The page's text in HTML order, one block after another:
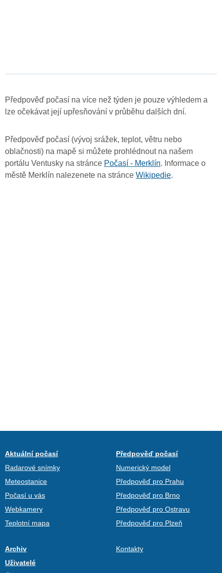
Předpověď počasí na více než týden je pouze výhledem a
lze očekávat její upřesňování v průběhu dalších dní.
Předpověď počasí (vývoj srážek, teplot, větru nebo
oblačnosti) na mapě si můžete prohlédnout na našem
portálu Ventusky na stránce Počasí - Merklín. Informace o
městě Merklín nalezenete na stránce Wikipedie.
Aktuální počasí
Radarové snímky
Meteostanice
Počasí u vás
Webkamery
Teplotní mapa
Předpověď počasí
Numerický model
Předpověď pro Prahu
Předpověď pro Brno
Předpověď pro Ostravu
Předpověď pro Plzeň
Archiv
Uživatelé
Kontakty